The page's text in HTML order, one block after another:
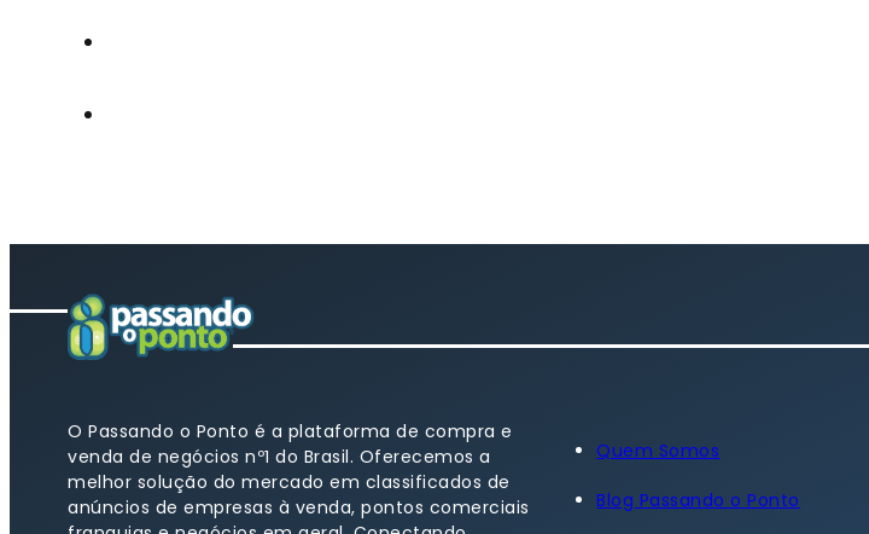
O Passando o Ponto é a plataforma de compra e
venda de negócios nº1 do Brasil. Oferecemos a
melhor solução do mercado em classificados de
anúncios de empresas à venda, pontos comerciais
Quem Somos
Blog Passando o Ponto